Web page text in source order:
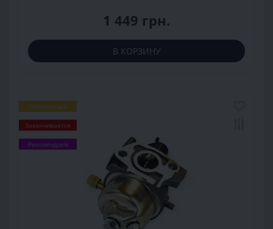
1 449 грн.
В КОРЗИНУ
Популярный
Заканчивается
Рекомендуем